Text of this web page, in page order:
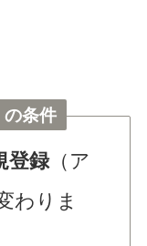
の条件
登録（ア
わりま